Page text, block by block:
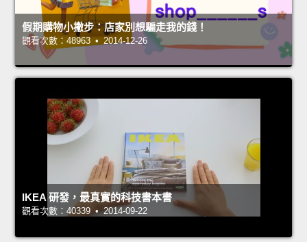
假期購物小撇步：店家別想騙走我的錢！
觀看次數：48963 • 2014-12-26
IKEA 研發，最真實的科技書本書
觀看次數：40339 • 2014-09-22